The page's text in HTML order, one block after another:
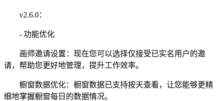
v2.6.0：
- 功能优化
画师邀请设置：现在您可以选择仅接受已实名用户的邀
请，帮助您更好地管理，提升工作效率。
橱窗数据优化：橱窗数据已支持按天查看，让您能够更精
细地掌握橱窗每日的数据情况。